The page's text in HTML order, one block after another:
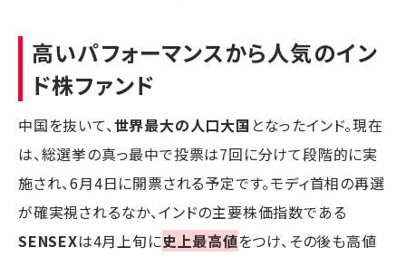
高いパフォーマンスから人気のイン
ド株ファンド
中国を抜いて、世界最大の人口大国 となったインド。現在
は、総選挙の真っ最中で投票は7回に分けて段階的に実
施され、6月4日に開票される予定です。モディ首相の再選
が確実視されるなか、インドの主要株価指数である
SENSEXは4月上旬に史上最高値をつけ、その後も高値